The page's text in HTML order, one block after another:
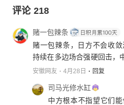
评论 218
赌一包辣条
赌一包辣条，日方不会收
持续在多边场合强硬回击，
安徽网友 4月28日 回复
司马光修水缸
中方根本不指望它们